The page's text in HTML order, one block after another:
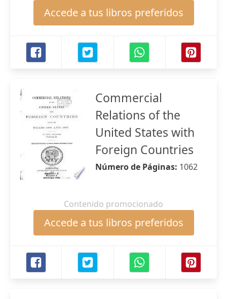
Accede a tus libros preferidos
Commercial
Relations of the
United States with
Foreign Countries
Número de Páginas: 1062
Contenido promocionado
Accede a tus libros preferidos